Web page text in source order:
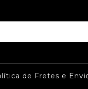
de Fretes e